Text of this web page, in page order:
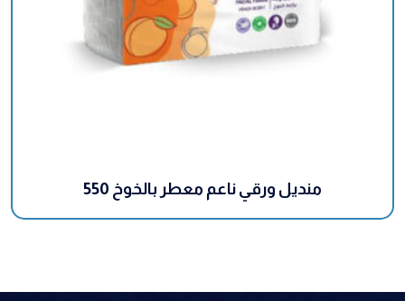
550 منديل ورقي ناعم معطر بالخوخ